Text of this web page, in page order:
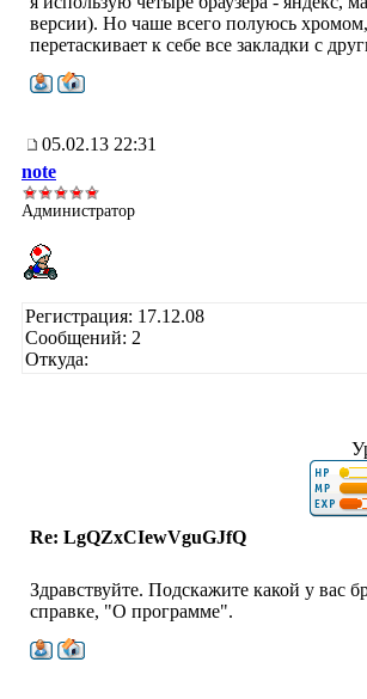
версии). Но чаше всего полуюсь
перетаскивает к себе все закладки с
05.02.13 22:31
note
Администратор
Регистрация: 17.12.08
Сообщений: 2
Откуда:
Re: LgQZxCIewVguGJfQ
Здравствуйте. Подскажите какой у вас
справке, "О программе".